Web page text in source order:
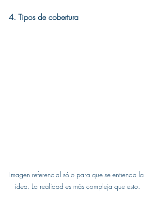
4. Tipos de cobertura
Imagen referencial sólo para que se entienda la
idea. La realidad es más compleja que esto.